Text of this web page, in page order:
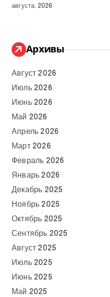
августа, 2026
Архивы
Август 2026
Июль 2026
Июнь 2026
Май 2026
Апрель 2026
Март 2026
Февраль 2026
Январь 2026
Декабрь 2025
Ноябрь 2025
Октябрь 2025
Сентябрь 2025
Август 2025
Июль 2025
Июнь 2025
Май 2025